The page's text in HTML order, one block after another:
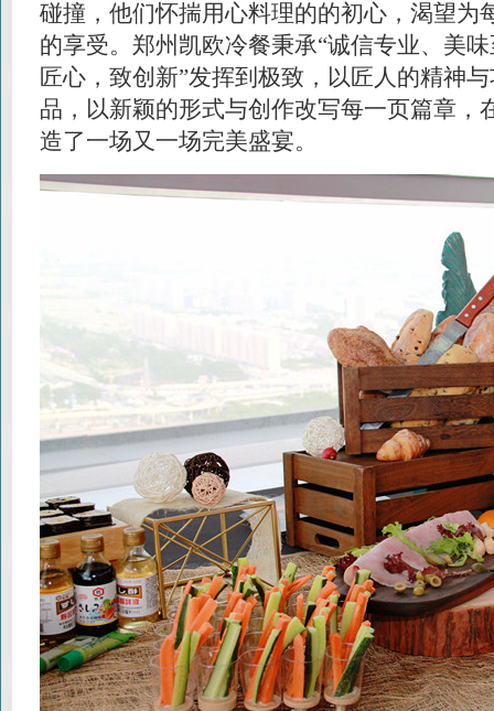
碰撞，他们怀揣用心料理的的初心，渴望为
的享受。郑州凯欧冷餐秉承“诚信专业、美
匠心，致创新”发挥到极致，以匠人的精神
品，以新颖的形式与创作改写每一页篇章，
造了一场又一场完美盛宴。